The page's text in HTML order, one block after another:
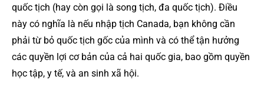
quốc tịch (hay còn gọi là song tịch, đa quốc tịch). Điều
này có nghĩa là nếu nhập tịch Canada, bạn không cần
phải từ bỏ quốc tịch gốc của mình và có thể tận hưởng
các quyền lợi cơ bản của cả hai quốc gia, bao gồm quyền
học tập, y tế, và an sinh xã hội.